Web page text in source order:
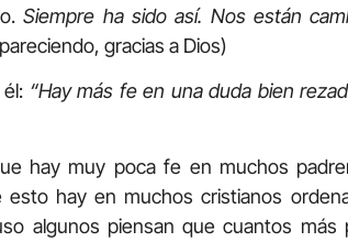
Siempre ha sido así. Nos están
gracias a Dios)
“Hay más fe en una duda bien
hay muy poca fe en muchos
hay en muchos cristianos
algunos piensan que cuantos más